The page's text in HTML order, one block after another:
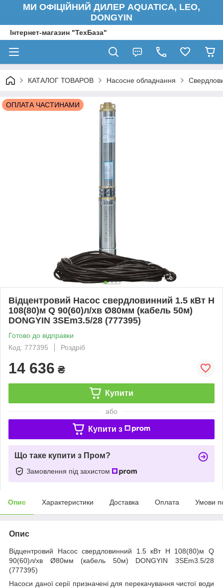
МИ ОФІЦІЙНИЙ ДИЛЕР AQUATICA, LEO,
DONGYIN
Інтернет-магазин "ТехБаза"
КАТАЛОГ ТОВАРОВ Насосне обладнання
ОПЛАТА ЧАСТИНАМИ
Відцентровий Насос свердловинний 1.5 кВт H
108(80)м Q 90(60)л/хв Ø80мм (кабель 50м)
DONGYIN 3SEm3.5/28 (777395)
Готово до відправки
Код: 777395
Роздріб
14 636 ₴
Купити
або
Купити з
Що таке купити з Пром?
Замовлення під захистом
Опис Характеристики Доставка Оплата Умови
Опис
Відцентровий Насос свердловинний 1.5 кВт H 108(80)м Q
90(60)л/хв Ø80мм (кабель 50м) DONGYIN 3SEm3.5/28
(777395)
Насоси даної серії призначені для перекачування чистої води